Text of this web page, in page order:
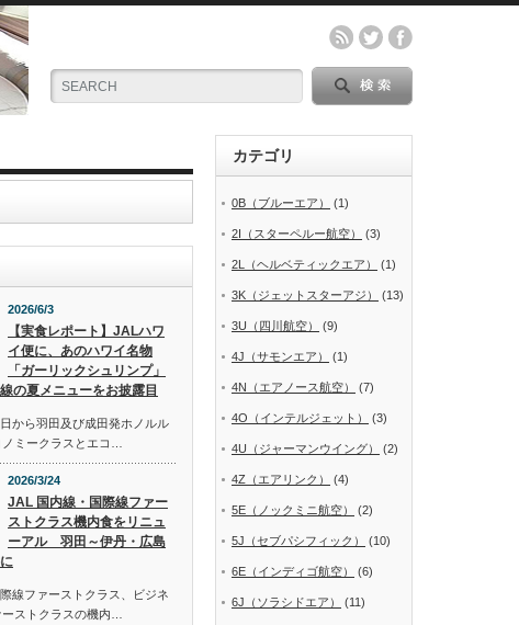
2026/6/3
【実食レポート】JALハワ
イ便に、あのハワイ名物
「ガーリックシュリンプ」
の夏メニューをお披露目
から羽田及び成田発ホノルル
ミークラスとエコ…
2026/3/24
JAL 国内線・国際線ファー
ストクラス機内食をリニュ
ーアル 羽田～伊丹・広島
線ファーストクラス、ビジネ
ストクラスの機内…
カテゴリ
0B（ブルーエア） (1)
2I（スターペルー航空） (3)
2L（ヘルベティックエア） (1)
3K（ジェットスターアジ） (13)
3U（四川航空） (9)
4J（サモンエア） (1)
4N（エアノース航空） (7)
4O（インテルジェット） (3)
4U（ジャーマンウイング） (2)
4Z（エアリンク） (4)
5E（ノックミニ航空） (2)
5J（セブパシフィック） (10)
6E（インディゴ航空） (6)
6J（ソラシドエア） (11)